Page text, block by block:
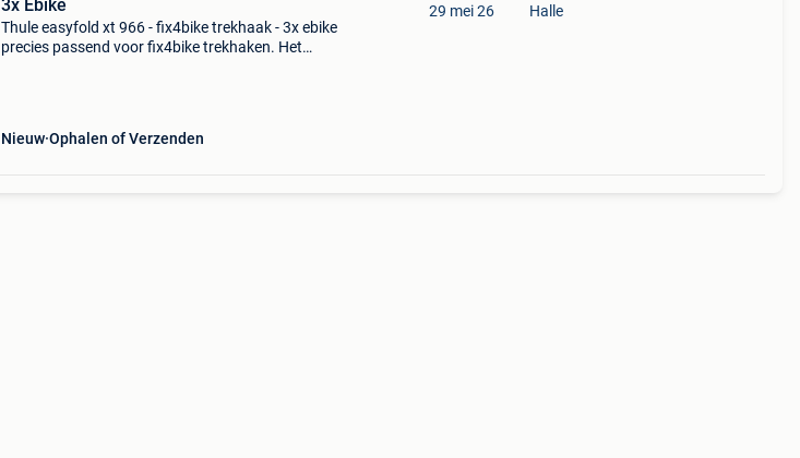
3x Ebike
Thule easyfold xt 966 - fix4bike trekhaak - 3x ebike
precies passend voor fix4bike trekhaken. Het
Nieuw Ophalen of Verzenden
29 mei 26 Halle